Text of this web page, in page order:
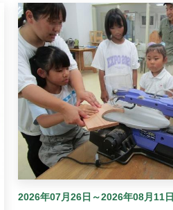
2026年07月26日～2026年08月11日